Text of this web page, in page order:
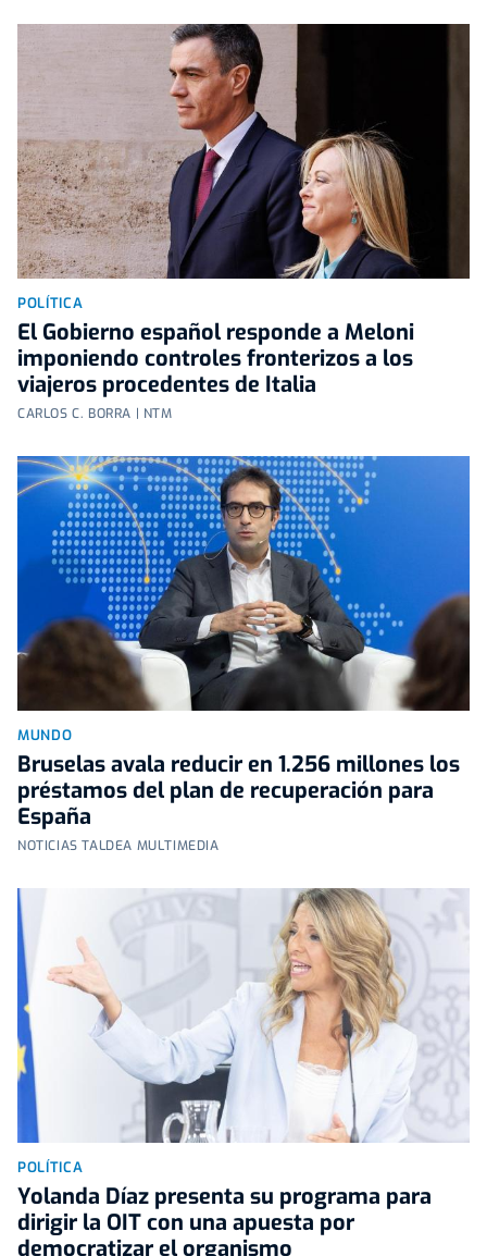
POLÍTICA
El Gobierno español responde a Meloni
imponiendo controles fronterizos a los
viajeros procedentes de Italia
CARLOS C. BORRA | NTM
MUNDO
Bruselas avala reducir en 1.256 millones los
préstamos del plan de recuperación para
España
NOTICIAS TALDEA MULTIMEDIA
POLÍTICA
Yolanda Díaz presenta su programa para
dirigir la OIT con una apuesta por
democratizar el organismo